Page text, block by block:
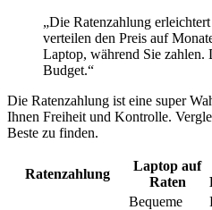
„Die Ratenzahlung
verteilen den Preis auf
Laptop, während Sie zahlen.
Budget.“
Die Ratenzahlung ist eine super
Ihnen Freiheit und Kontrolle.
Beste zu finden.
Ratenzahlung
Laptop auf
Raten
Bequeme